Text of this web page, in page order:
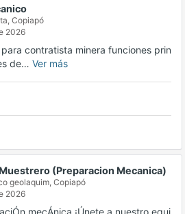
Copiapó
2026
contratista minera funciones prin
de… Ver más
(Preparacion Mecanica)
geolaquim, Copiapó
2026
mecÁnica ¡Únete a nuestro equi